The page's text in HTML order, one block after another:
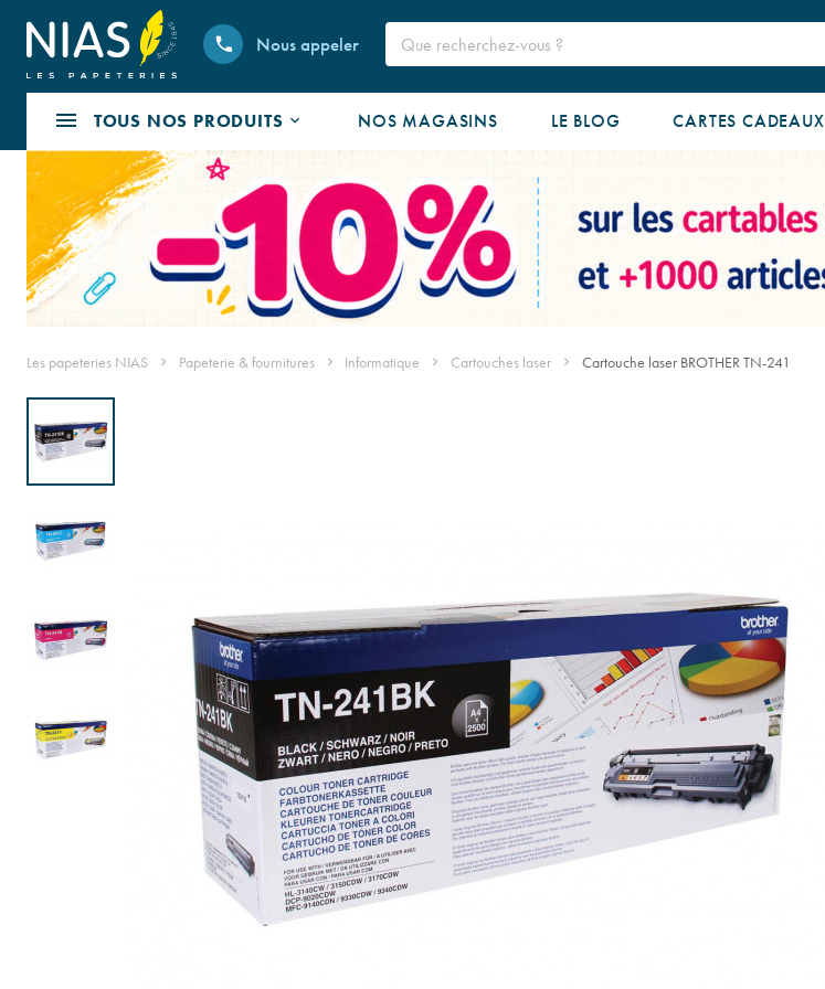
Nous appeler
TOUS NOS PRODUITS NOS MAGASINS LE BLOG CARTES CADEAUX
Les papeteries NIAS Papeterie & fournitures Informatique Cartouches laser Cartouche laser BROTHER TN-241